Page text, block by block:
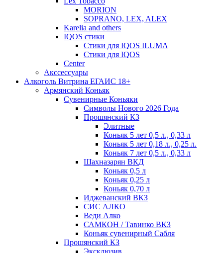
MORION
SOPRANO, LEX, ALEX
Karelia and others
IQOS стики
Стики для IQOS ILUMA
Стики для IQOS
Сenter
Акссессуары
Алкоголь Витрина ЕГАИС 18+
Армянский Коньяк
Сувенирные Коньяки
Символы Нового 2026 Года
Прошянский КЗ
Элитные
Коньяк 5 лет 0,5 л., 0,33 л
Коньяк 5 лет 0,18 л., 0,25 л.
Коньяк 7 лет 0,5 л., 0,33 л
Шахназарян ВКД
Коньяк 0,5 л
Коньяк 0,25 л
Коньяк 0,70 л
Иджеванский ВКЗ
СИС АЛКО
Веди Алко
САМКОН / Тавинко ВКЗ
Коньяк сувенирный Сабля
Прошянский КЗ
Эксклюзив